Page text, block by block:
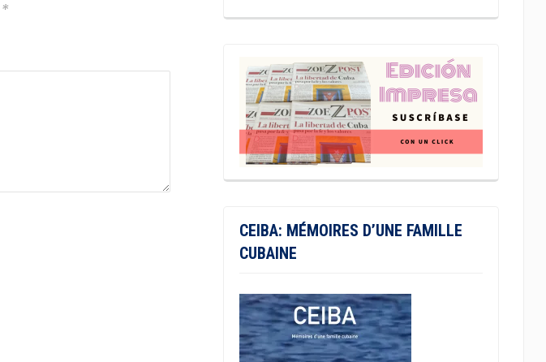
*
CEIBA: MÉMOIRES D’UNE FAMILLE
CUBAINE